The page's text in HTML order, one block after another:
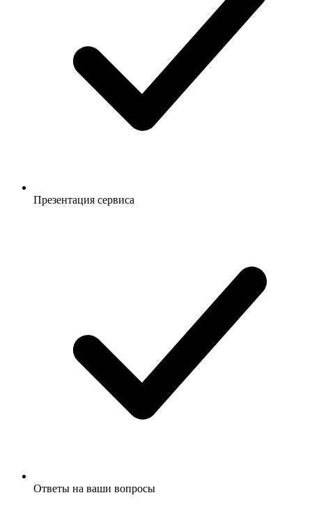
Презентация сервиса
Ответы на ваши вопросы